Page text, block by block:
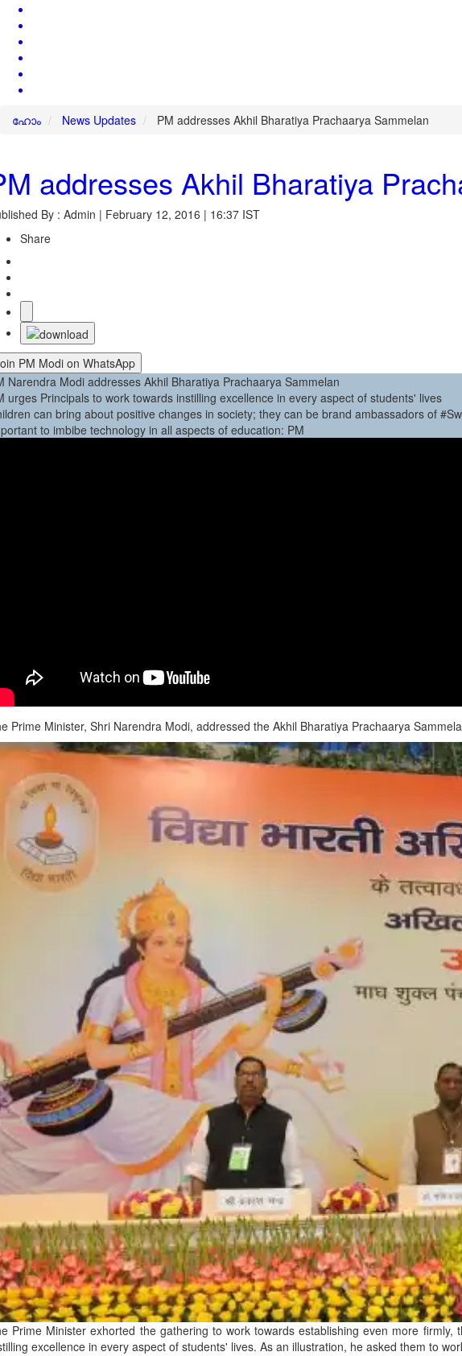
ഹോം News Updates PM addresses Akhil Bharatiya Prachaarya Sammelan
addresses Akhil Bharatiya
By : Admin | February 12, 2016 | 16:37 IST
Share
PM Modi on WhatsApp
Narendra Modi addresses Akhil Bharatiya Prachaarya Sammelan
urges Principals to work towards instilling excellence in every aspect of students' lives
can bring about positive changes in society; they can be brand ambassadors of
to imbibe technology in all aspects of education: PM
Prime Minister, Shri Narendra Modi, addressed the Akhil Bharatiya Prachaarya
Prime Minister exhorted the gathering to work towards establishing even more
excellence in every aspect of students' lives. As an illustration, he asked them to